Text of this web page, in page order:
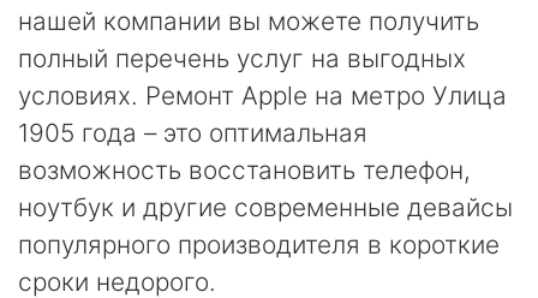
нашей компании вы можете получить
полный перечень услуг на выгодных
условиях. Ремонт Apple на метро Улица
1905 года – это оптимальная
возможность восстановить телефон,
ноутбук и другие современные девайсы
популярного производителя в короткие
сроки недорого.